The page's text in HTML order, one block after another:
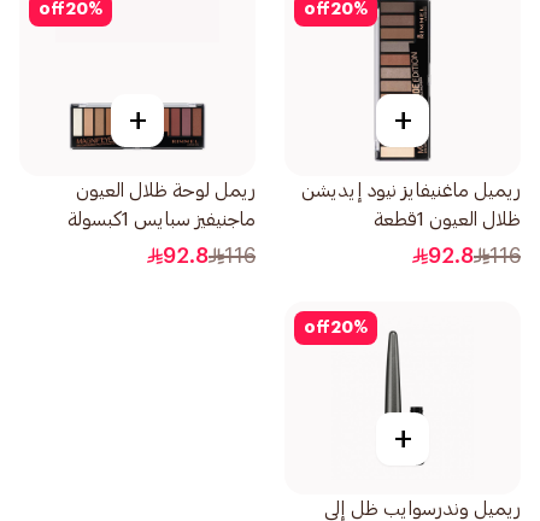
20%
off
+
ريميل ماغنيفايز نيود إيديشن
ظلال العيون 1قطعة
116
92.8
20%
off
+
ريمل لوحة ظلال العيون
ماجنيفيز سبايس 1كبسولة
116
92.8
20%
off
+
ريميل وندرسوايب ظل إلى